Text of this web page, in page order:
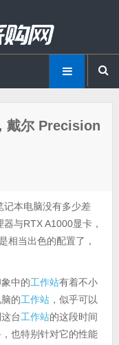
戴尔 Precision
记本电脑没有多少差
与RTX A1000显卡，
相当出色的配置了，
中的工作站有着不小
的工作站，似乎可以
台工作站的这段时间
也特别针对它的性能